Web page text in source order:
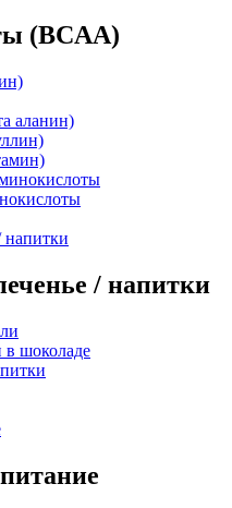
(BCAA)
аланин)
напитки
/ напитки
в шоколаде